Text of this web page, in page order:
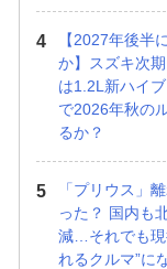
【2027年後半
か】スズキ次期
は1.2L新ハイ
で2026年秋の
るか？
「プリウス」
った？ 国内も
減…それでも現
れるクルマ”に